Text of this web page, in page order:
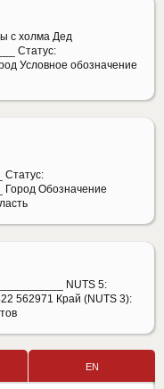
с холма Дед
Статус:
Условное обозначение
Статус:
Город Обозначение
NUTS 5:
562971 Край (NUTS 3):
EN